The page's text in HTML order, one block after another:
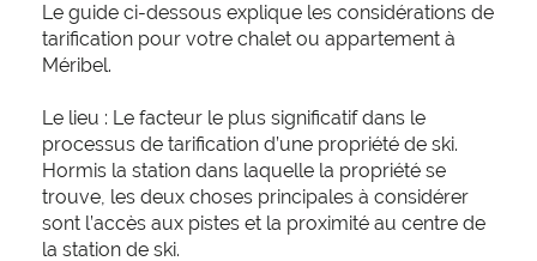
Le guide ci-dessous explique les considérations de
tarification pour votre chalet ou appartement à
Méribel.
Le lieu : Le facteur le plus significatif dans le
processus de tarification d’une propriété de ski.
Hormis la station dans laquelle la propriété se
trouve, les deux choses principales à considérer
sont l’accès aux pistes et la proximité au centre de
la station de ski.